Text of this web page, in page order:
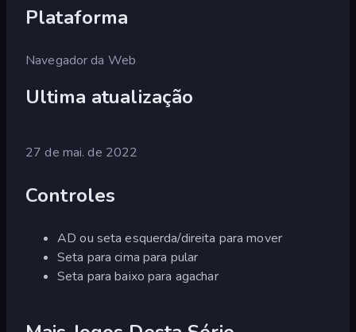
Plataforma
Navegador da Web
Ultima atualização
27 de mai. de 2022
Controles
AD ou seta esquerda/direita para mover
Seta para cima para pular
Seta para baixo para agachar